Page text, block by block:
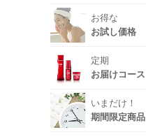
お得な
お試し価格
定期
お届けコース
いまだけ！
期間限定商品